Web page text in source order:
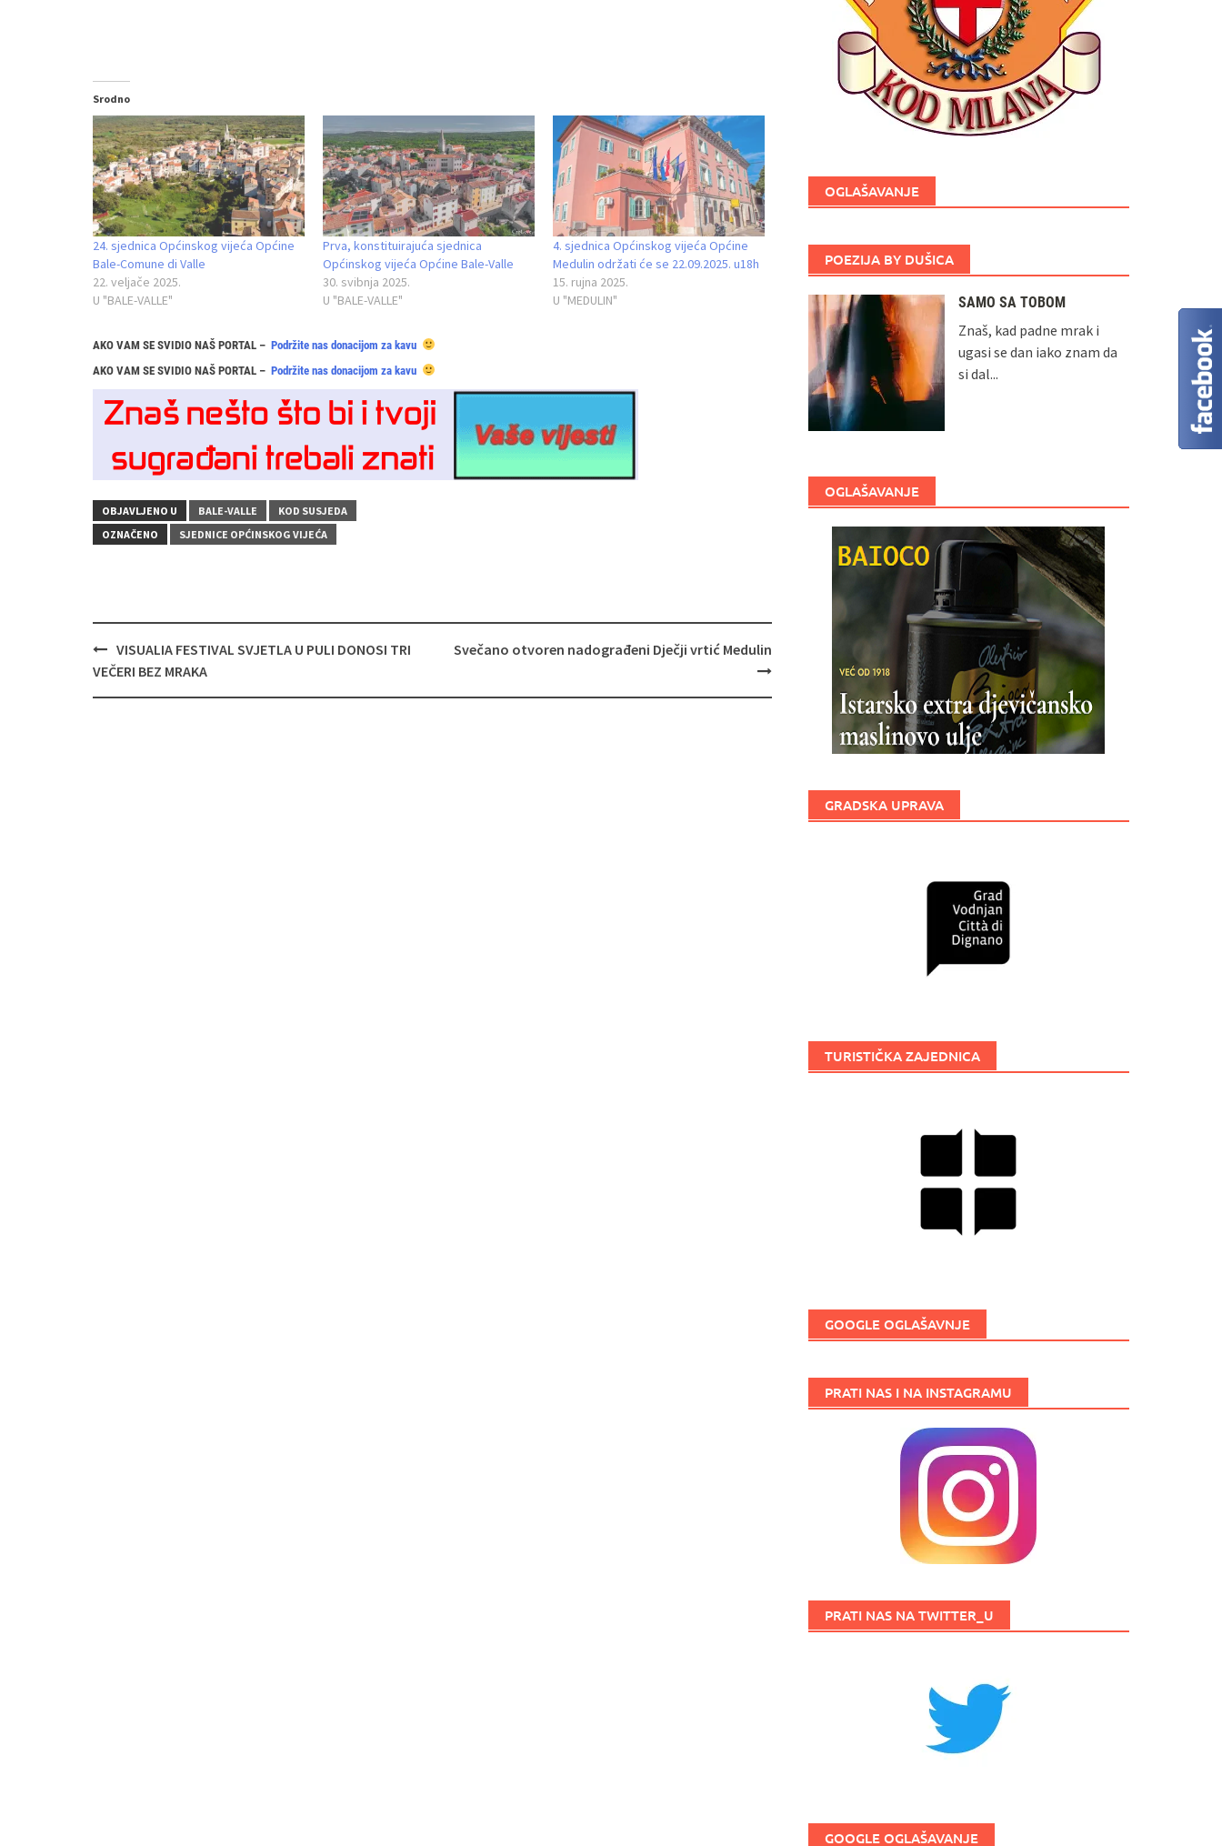
Srodno
24. sjednica Općinskog vijeća Općine
Bale-Comune di Valle
22. veljače 2025.
U "BALE-VALLE"
Prva, konstituirajuća sjednica
Općinskog vijeća Općine Bale-Valle
30. svibnja 2025.
U "BALE-VALLE"
4. sjednica Općinskog vijeća Općine
Medulin održati će se 22.09.2025. u18h
15. rujna 2025.
U "MEDULIN"
AKO VAM SE SVIDIO NAŠ PORTAL – Podržite nas donacijom za kavu
AKO VAM SE SVIDIO NAŠ PORTAL – Podržite nas donacijom za kavu
OBJAVLJENO U BALE-VALLE
KOD SUSJEDA
OZNAČENO
SJEDNICE OPĆINSKOG VIJEĆA
Navigacija
objava
VISUALIA FESTIVAL SVJETLA U PULI DONOSI TRI
VEČERI BEZ MRAKA
Svečano otvoren nadograđeni Dječji vrtić Medulin
OGLAŠAVANJE
POEZIJA BY DUŠICA
SAMO SA TOBOM
Znaš, kad padne mrak i
ugasi se dan iako znam da
si dal...
OGLAŠAVANJE
GRADSKA UPRAVA
TURISTIČKA ZAJEDNICA
GOOGLE OGLAŠAVNJE
PRATI NAS I NA INSTAGRAMU
PRATI NAS NA TWITTER_U
GOOGLE OGLAŠAVANJE